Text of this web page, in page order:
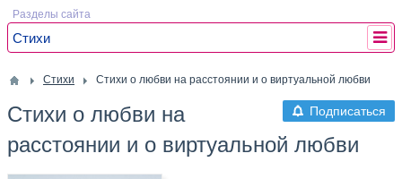
Разделы сайта
Стихи
Стихи Стихи о любви на расстоянии и о виртуальной любви
Подписаться
Стихи о любви на
расстоянии и о виртуальной любви